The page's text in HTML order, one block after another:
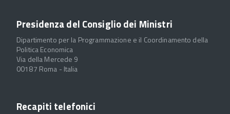
Presidenza del Consiglio dei Ministri
Dipartimento per la Programmazione e il Coordinamento della
Politica Economica
Via della Mercede 9
00187 Roma - Italia
Recapiti telefonici